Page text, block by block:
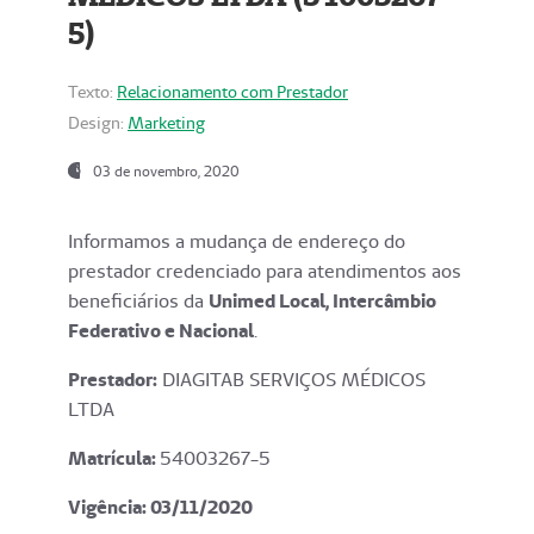
5)
Texto: Relacionamento com Prestador
Design: Marketing
03 de novembro, 2020
Informamos a mudança de endereço do
prestador credenciado para atendimentos aos
beneficiários da Unimed Local, Intercâmbio
Federativo e Nacional.
Prestador: DIAGITAB SERVIÇOS MÉDICOS
LTDA
Matrícula:54003267-5
Vigência: 03/11/2020